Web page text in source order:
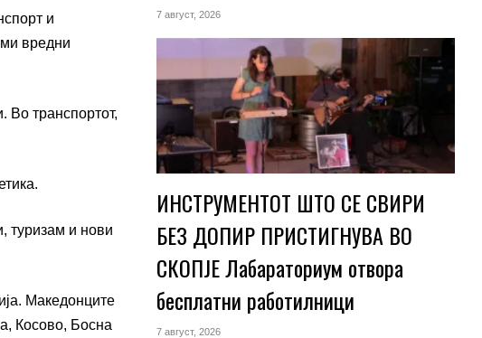
и
вредни
Во транспортот,
туризам и нови
Македонците
Косово, Босна
7 август, 2026
ИНСТРУМЕНТОТ ШТО СЕ СВИРИ
БЕЗ ДОПИР ПРИСТИГНУВА ВО
СКОПЈЕ Лабараториум отвора
бесплатни работилници
7 август, 2026